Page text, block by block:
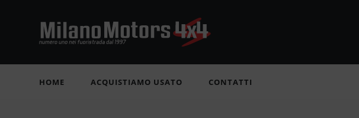
HOME ACQUISTIAMO USATO CONTATTI